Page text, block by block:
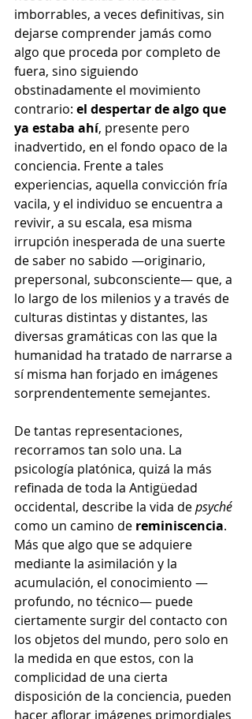
imborrables, a veces definitivas, sin
dejarse comprender jamás como
algo que proceda por completo de
fuera, sino siguiendo
obstinadamente el movimiento
contrario: el despertar de algo que
ya estaba ahí, presente pero
inadvertido, en el fondo opaco de la
conciencia. Frente a tales
experiencias, aquella convicción fría
vacila, y el individuo se encuentra a
revivir, a su escala, esa misma
irrupción inesperada de una suerte
de saber no sabido —originario,
prepersonal, subconsciente— que, a
lo largo de los milenios y a través de
culturas distintas y distantes, las
diversas gramáticas con las que la
humanidad ha tratado de narrarse a
sí misma han forjado en imágenes
sorprendentemente semejantes.
De tantas representaciones,
recorramos tan solo una. La
psicología platónica, quizá la más
refinada de toda la Antigüedad
occidental, describe la vida de psyché
como un camino de reminiscencia.
Más que algo que se adquiere
mediante la asimilación y la
acumulación, el conocimiento —
profundo, no técnico— puede
ciertamente surgir del contacto con
los objetos del mundo, pero solo en
la medida en que estos, con la
complicidad de una cierta
disposición de la conciencia, pueden
hacer aflorar imágenes primordiales